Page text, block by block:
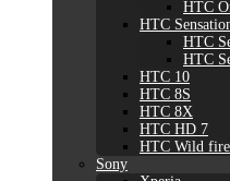
HTC
HTC
HTC
HTC
HTC 10
HTC 8S
HTC 8X
HTC HD 7
HTC Wild
Sony